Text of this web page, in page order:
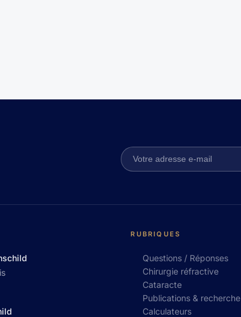
RUBRIQUES
Questions / Réponses
Chirurgie réfractive
Cataracte
Publications & recherche
Calculateurs